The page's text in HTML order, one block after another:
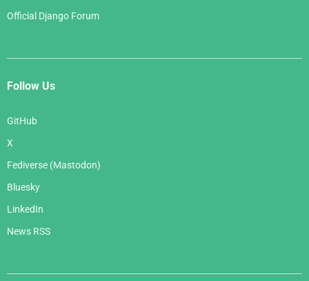
Official Django Forum
Follow Us
GitHub
X
Fediverse (Mastodon)
Bluesky
LinkedIn
News RSS